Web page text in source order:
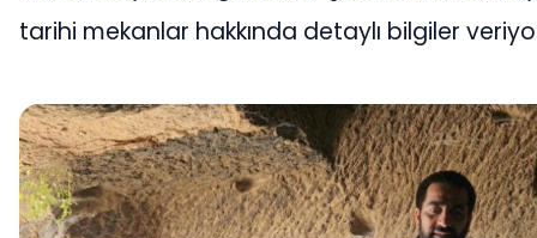
tarihi mekanlar hakkında detaylı bilgiler